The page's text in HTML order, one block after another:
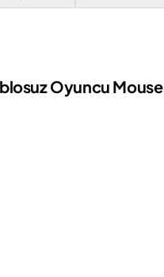
Oyuncu Mouse